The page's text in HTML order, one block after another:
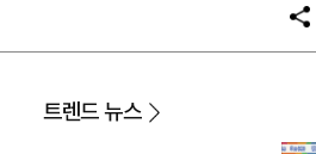
공
트렌드 뉴스